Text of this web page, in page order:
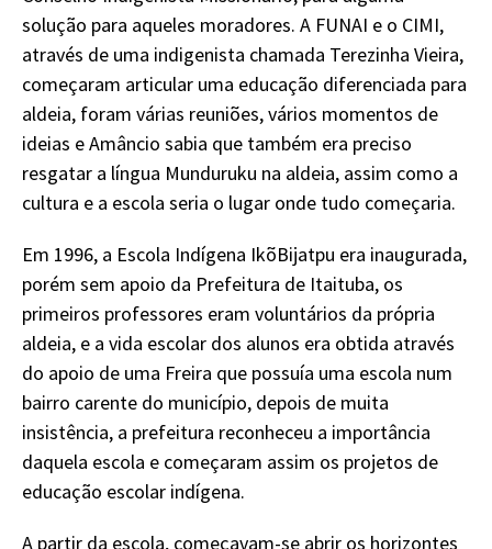
solução para aqueles moradores. A FUNAI e o CIMI,
através de uma indigenista chamada Terezinha Vieira,
começaram articular uma educação diferenciada para
aldeia, foram várias reuniões, vários momentos de
ideias e Amâncio sabia que também era preciso
resgatar a língua Munduruku na aldeia, assim como a
cultura e a escola seria o lugar onde tudo começaria.
Em 1996, a Escola Indígena IkõBijatpu era inaugurada,
porém sem apoio da Prefeitura de Itaituba, os
primeiros professores eram voluntários da própria
aldeia, e a vida escolar dos alunos era obtida através
do apoio de uma Freira que possuía uma escola num
bairro carente do município, depois de muita
insistência, a prefeitura reconheceu a importância
daquela escola e começaram assim os projetos de
educação escolar indígena.
A partir da escola, começavam-se abrir os horizontes